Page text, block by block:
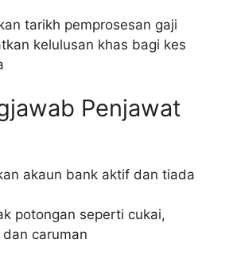
tarikh pemprosesan gaji
kelulusan khas bagi kes
Penjawat
akaun bank aktif dan tiada
potongan seperti cukai,
caruman